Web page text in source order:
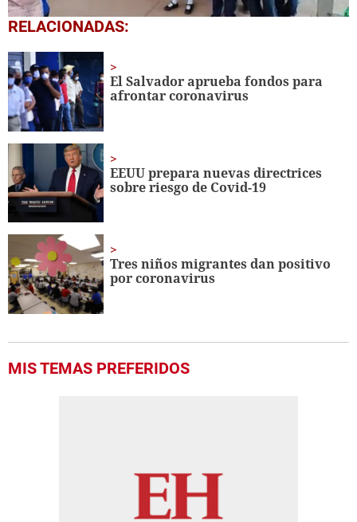
0
seconds
1
minute,
56
seconds
RELACIONADAS:
El Salvador aprueba fondos para
afrontar coronavirus
EEUU prepara nuevas directrices
sobre riesgo de Covid-19
Tres niños migrantes dan positivo
por coronavirus
MIS TEMAS PREFERIDOS